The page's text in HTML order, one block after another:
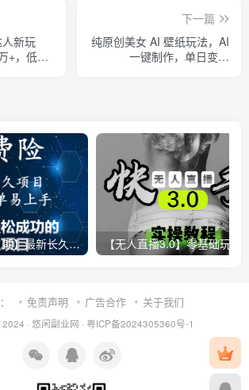
新玩
+，低成
下一篇
纯原创美女 AI 壁纸玩法，AI
一键制作，单日变现
【副业项目4441期】最新长久稳定暴利项目，运费险全新玩法，日赚1000（包含详细教程，全程指导）
免责声明 广告合作 关于我们
· 悠闲副业网 · 粤ICP备2024305360号-1